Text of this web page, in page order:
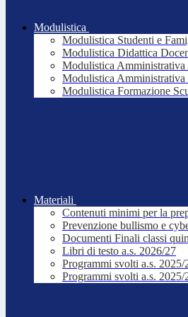
Modulistica
Modulistica Studenti e
Modulistica Didattica
Modulistica Amministrativa
Modulistica Amministrativa
Modulistica Formazione
Materiali
Contenuti minimi per la
Prevenzione bullismo e
Documenti Finali classi
Libri di testo a.s. 2026/27
Programmi svolti a.s.
Programmi svolti a.s.